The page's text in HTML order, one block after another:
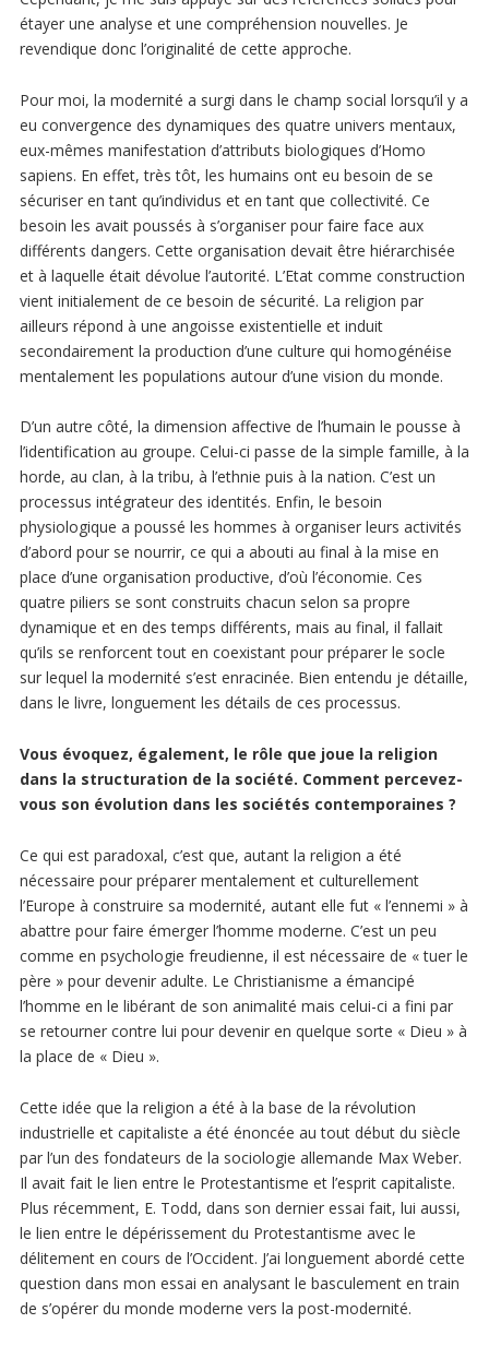
étayer une analyse et une compréhension nouvelles. Je
revendique donc l’originalité de cette approche.
Pour moi, la modernité a surgi dans le champ social lorsqu’il y a
eu convergence des dynamiques des quatre univers mentaux,
eux-mêmes manifestation d’attributs biologiques d’Homo
sapiens. En effet, très tôt, les humains ont eu besoin de se
sécuriser en tant qu’individus et en tant que collectivité. Ce
besoin les avait poussés à s’organiser pour faire face aux
différents dangers. Cette organisation devait être hiérarchisée
et à laquelle était dévolue l’autorité. L’Etat comme construction
vient initialement de ce besoin de sécurité. La religion par
ailleurs répond à une angoisse existentielle et induit
secondairement la production d’une culture qui homogénéise
mentalement les populations autour d’une vision du monde.
D’un autre côté, la dimension affective de l’humain le pousse à
l’identification au groupe. Celui-ci passe de la simple famille, à la
horde, au clan, à la tribu, à l’ethnie puis à la nation. C’est un
processus intégrateur des identités. Enfin, le besoin
physiologique a poussé les hommes à organiser leurs activités
d’abord pour se nourrir, ce qui a abouti au final à la mise en
place d’une organisation productive, d’où l’économie. Ces
quatre piliers se sont construits chacun selon sa propre
dynamique et en des temps différents, mais au final, il fallait
qu’ils se renforcent tout en coexistant pour préparer le socle
sur lequel la modernité s’est enracinée. Bien entendu je détaille,
dans le livre, longuement les détails de ces processus.
Vous évoquez, également, le rôle que joue la religion
dans la structuration de la société. Comment percevez-
vous son évolution dans les sociétés contemporaines ?
Ce qui est paradoxal, c’est que, autant la religion a été
nécessaire pour préparer mentalement et culturellement
l’Europe à construire sa modernité, autant elle fut « l’ennemi » à
abattre pour faire émerger l’homme moderne. C’est un peu
comme en psychologie freudienne, il est nécessaire de « tuer le
père » pour devenir adulte. Le Christianisme a émancipé
l’homme en le libérant de son animalité mais celui-ci a fini par
se retourner contre lui pour devenir en quelque sorte « Dieu » à
la place de « Dieu ».
Cette idée que la religion a été à la base de la révolution
industrielle et capitaliste a été énoncée au tout début du siècle
par l’un des fondateurs de la sociologie allemande Max Weber.
Il avait fait le lien entre le Protestantisme et l’esprit capitaliste.
Plus récemment, E. Todd, dans son dernier essai fait, lui aussi,
le lien entre le dépérissement du Protestantisme avec le
délitement en cours de l’Occident. J’ai longuement abordé cette
question dans mon essai en analysant le basculement en train
de s’opérer du monde moderne vers la post-modernité.